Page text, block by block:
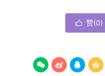
 赞(0)
   